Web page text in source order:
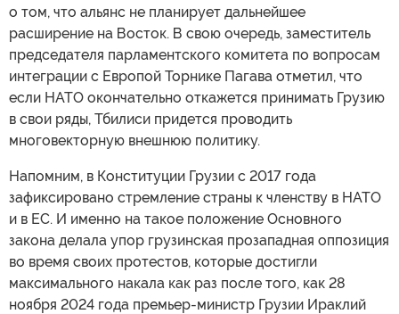
о том, что альянс не планирует дальнейшее
расширение на Восток. В свою очередь, заместитель
председателя парламентского комитета по вопросам
интеграции с Европой Торнике Пагава отметил, что
если НАТО окончательно откажется принимать Грузию
в свои ряды, Тбилиси придется проводить
многовекторную внешнюю политику.
Напомним, в Конституции Грузии с 2017 года
зафиксировано стремление страны к членству в НАТО
и в ЕС. И именно на такое положение Основного
закона делала упор грузинская прозападная оппозиция
во время своих протестов, которые достигли
максимального накала как раз после того, как 28
ноября 2024 года премьер-министр Грузии Ираклий